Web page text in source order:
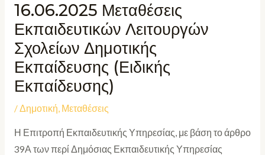
16.06.2025 Μεταθέσεις
Εκπαιδευτικών Λειτουργών
Σχολείων Δημοτικής
Εκπαίδευσης (Ειδικής
Εκπαίδευσης)
/Δημοτική, Μεταθέσεις
Η Επιτροπή Εκπαιδευτικής Υπηρεσίας, με βάση το άρθρο
39Α των περί Δημόσιας Εκπαιδευτικής Υπηρεσίας